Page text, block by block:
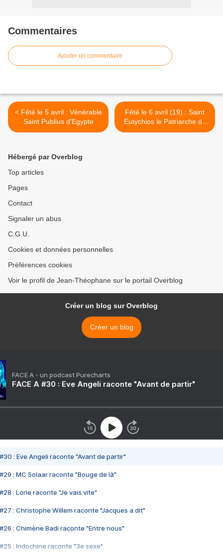
Commentaires
Ajouter un commentaire
< Fêté le 5 avril : Vénérable
Saint Publius d'Egypte
Fêté le 6 avril (19) : Saint
Eutychios le Patriarche de
Constantinople >
Hébergé par Overblog
Top articles
Pages
Contact
Signaler un abus
C.G.U.
Cookies et données personnelles
Préférences cookies
Voir le profil de Jean-Théophane sur le portail Overblog
Créer un blog sur Overblog
Créer un blog
FACE A - un podcast Purecharts
FACE A #30 : Eve Angeli raconte "Avant de partir"
#30 : Eve Angeli raconte "Avant de partir"
#29 : MC Solaar raconte "Bouge de là"
#28 : Lorie raconte "Je vais vite"
#27 : Christophe Willem raconte "Jacques a dit"
#26 : Chimène Badi raconte "Entre nous"
#25 : Indochine raconte "3e sexe"